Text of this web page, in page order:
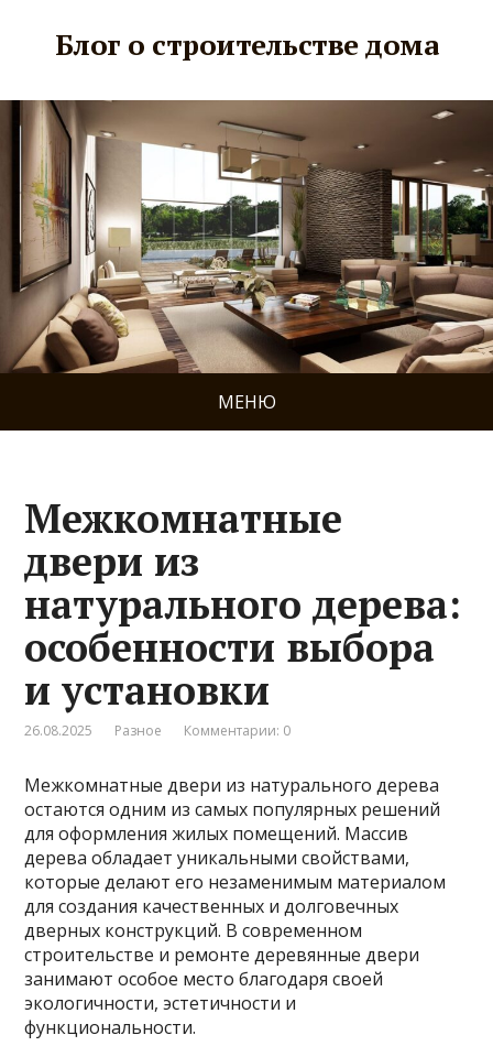
Блог о строительстве дома
МЕНЮ
Межкомнатные
двери из
натурального дерева:
особенности выбора
и установки
26.08.2025 Разное Комментарии: 0
Межкомнатные двери из натурального дерева
остаются одним из самых популярных решений
для оформления жилых помещений. Массив
дерева обладает уникальными свойствами,
которые делают его незаменимым материалом
для создания качественных и долговечных
дверных конструкций. В современном
строительстве и ремонте деревянные двери
занимают особое место благодаря своей
экологичности, эстетичности и
функциональности.